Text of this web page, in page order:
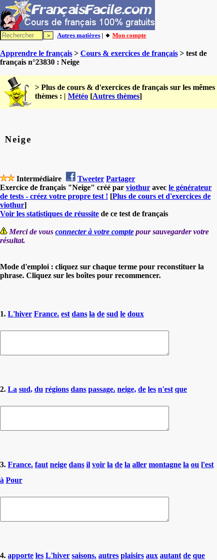
Autres matières | 🔸 Mon compte
Apprendre le français > Cours & exercices de français > test de
français n°23830 : Neige
> Plus de cours & d'exercices de français sur les mêmes
thèmes : | Météo [Autres thèmes]
Neige
Intermédiaire Tweeter Partager
Exercice de français "Neige" créé par viothur avec le générateur
de tests - créez votre propre test ! [Plus de cours et d'exercices de
viothur]
Voir les statistiques de réussite de ce test de français
Merci de vous connecter à votre compte pour sauvegarder votre
résultat.
Mode d'emploi : cliquez sur chaque terme pour reconstituer la
phrase. Cliquez sur les boîtes pour recommencer.
1. L'hiver France. est dans la de sud le doux
2. La sud, du régions dans passage. neige, de les n'est que
3. France. faut neige dans il voir la de la aller montagne la ou l'est
à Pour
4. apporte les L'hiver saisons. autres plaisirs aux autant de que